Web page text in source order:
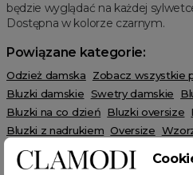
będzie wyglądać na każdej
Dostępna w kolorze czarnym.
Powiązane kategorie:
Odzież damska
Zobacz wszystkie
Bluzki damskie Swetry damskie
Bluzki na co dzień Bluzki oversize
Bluzki z nadrukiem Oversize